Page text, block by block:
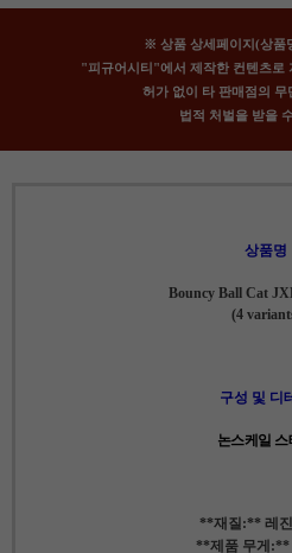
※ 상품 상세페이지(상품
"피규어시티"에서 제작한 컨텐츠로
허가 없이 타 판매점의 무
법적 처벌을 받을
상품명
Bouncy Ball Cat
(4
구성 및 디
논스케일 스
**재질:** 레
**제품 무게:**